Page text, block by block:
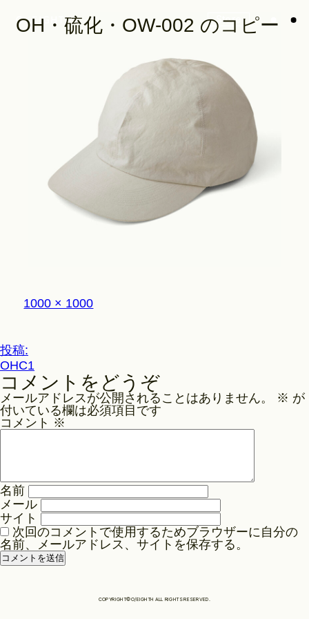
Store
Look
Construction
News
Store
OH・硫化・OW-002 のコピー
フ
ル
ズ
1000 × 1000
投
稿
ナ
ビ
ゲ
ョ
ン
投稿:
OHC1
コメントをどうぞ
メールアドレスが公開されることはありません。 ※ が
付いている欄は必須項目です
コメント ※
名前
メール
サイト
次回のコメントで使用するためブラウザーに自分の
名前、メールアドレス、サイトを保存する。
COPYRIGHT©O/EIGHTH ALL RIGHTS RESERVED.